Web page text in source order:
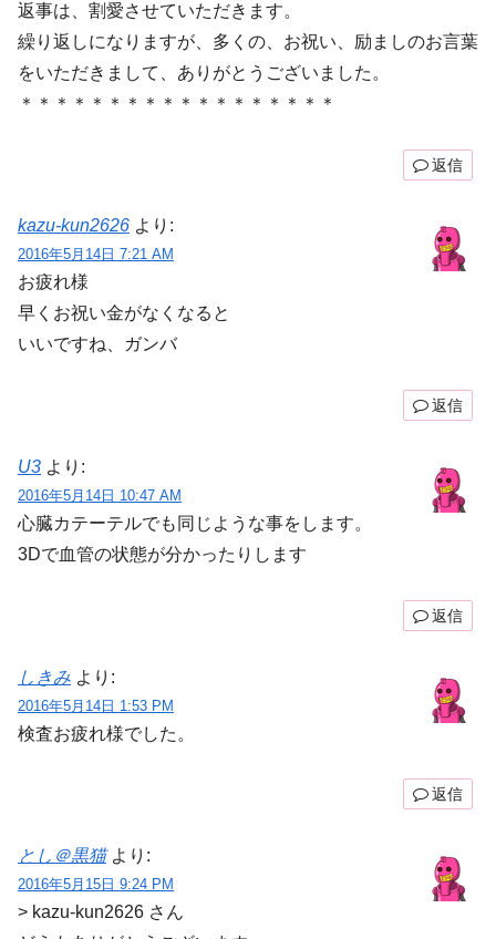
返事は、割愛させていただきます。
繰り返しになりますが、多くの、お祝い、励ましのお言葉
をいただきまして、ありがとうございました。
＊＊＊＊＊＊＊＊＊＊＊＊＊＊＊＊＊＊
返信
kazu-kun2626 より:
2016年5月14日 7:21 AM
お疲れ様
早くお祝い金がなくなると
いいですね、ガンバ
返信
U3 より:
2016年5月14日 10:47 AM
心臓カテーテルでも同じような事をします。
3Dで血管の状態が分かったりします
返信
しきみ より:
2016年5月14日 1:53 PM
検査お疲れ様でした。
返信
とし＠黒猫 より:
2016年5月15日 9:24 PM
> kazu-kun2626 さん